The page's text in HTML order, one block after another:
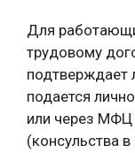
Для
трудовому
подтверждает
подается
или через МФЦ
(консульства